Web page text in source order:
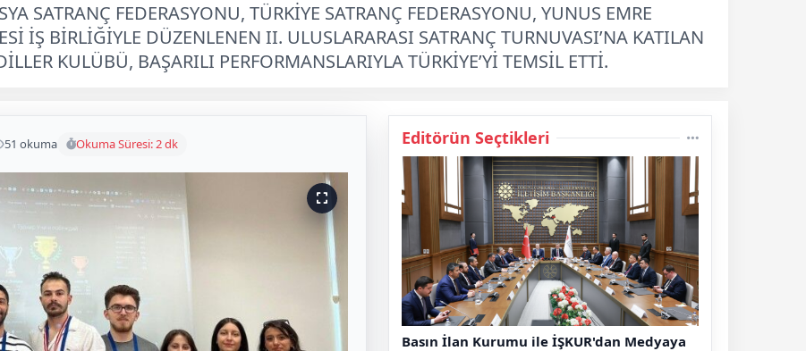
SATRANÇ FEDERASYONU, TÜRKİYE SATRANÇ FEDERASYONU, YUNUS EMRE
İŞ BİRLİĞİYLE DÜZENLENEN II. ULUSLARARASI SATRANÇ TURNUVASI’NA KATILAN
KULÜBÜ, BAŞARILI PERFORMANSLARIYLA TÜRKİYE’Yİ TEMSİL ETTİ.
51 okuma Okuma Süresi: 2 dk Editörün Seçtikleri
Basın İlan Kurumu ile İŞKUR'dan Medyaya